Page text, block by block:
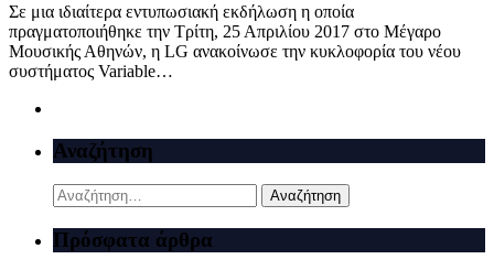
Σε μια ιδιαίτερα εντυπωσιακή εκδήλωση η οποία
πραγματοποιήθηκε την Τρίτη, 25 Απριλίου 2017 στο Μέγαρο
Μουσικής Αθηνών, η LG ανακοίνωσε την κυκλοφορία του νέου
συστήματος Variable…
Αναζήτηση
Αναζήτηση
για:
Πρόσφατα άρθρα